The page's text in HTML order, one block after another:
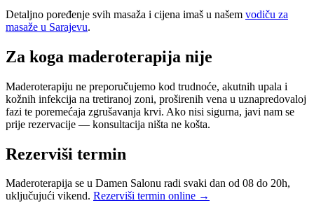
Detaljno poređenje svih masaža i cijena imaš u našem vodiču za
masaže u Sarajevu.
Za koga maderoterapija nije
Maderoterapiju ne preporučujemo kod trudnoće, akutnih upala i
kožnih infekcija na tretiranoj zoni, proširenih vena u uznapredovaloj
fazi te poremećaja zgrušavanja krvi. Ako nisi sigurna, javi nam se
prije rezervacije — konsultacija ništa ne košta.
Rezerviši termin
Maderoterapija se u Damen Salonu radi svaki dan od 08 do 20h,
uključujući vikend. Rezerviši termin online →